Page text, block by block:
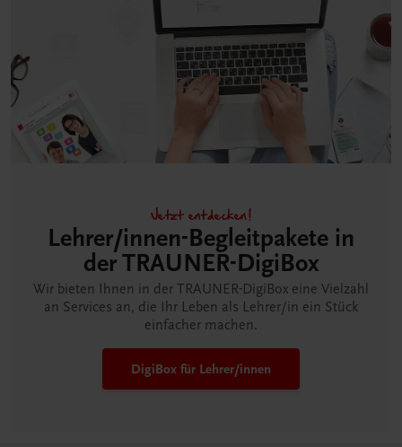
Jetzt entdecken!
Lehrer/innen-Begleitpakete in
der TRAUNER-DigiBox
Wir bieten Ihnen in der TRAUNER-DigiBox eine Vielzahl
an Services an, die Ihr Leben als Lehrer/in ein Stück
einfacher machen.
DigiBox für Lehrer/innen